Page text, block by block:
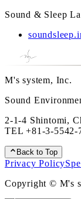
Sound & Sleep
M's system, Inc.
Sound
2-1-4 Shintomi,
TEL+81-3-5542-
Back to Top
Privacy Policy
Copyright © M's